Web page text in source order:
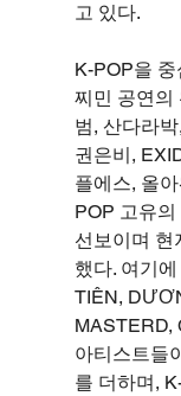
고 있다.
K-POP을
찌민 공연의
범, 산다라
권은비,
플에스, 올
POP 고유
선보이며 현
했다. 여기
TIÊN,
MASTERD,
아티스트들
를 더하며,